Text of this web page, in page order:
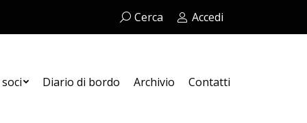
Cerca:Cerca Accedi
Diario di bordo Archivio Contatti
Contatti